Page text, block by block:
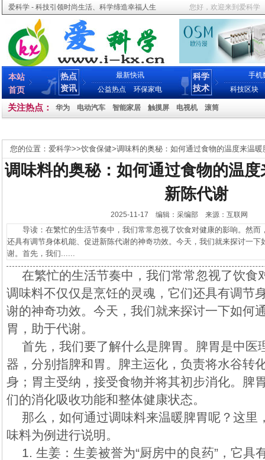
爱科学 - 科技引领时尚生活、科学缔造幸福人生 您好，欢迎来到爱科学
本站
首页
热点
资讯
最新快讯
公益热点
环保家电
科学
技术
手机
科技区块
关注热点： 华为 电动汽车 智能家居 触摸屏 电视机 滚筒
您的位置： 爱科学>>饮食保健>调味料的奥秘：如何通过食物的温度来温
调味料的奥秘：如何通过食物的温
新陈代谢
2025-11-17 编辑：采编部 来源：互联网
导读：在繁忙的生活节奏中，我们常常忽视了饮食对健康的影响。然而
还具有调节身体机能、促进新陈代谢的神奇功效。今天，我们就来探讨一
谢。首先，我们......
在繁忙的生活节奏中，我们常常忽视了饮食
调味料不仅仅是烹饪的灵魂，它们还具有调节
谢的神奇功效。今天，我们就来探讨一下如何
胃，助于代谢。
首先，我们要了解什么是脾胃。脾胃是中医
器，分别指脾和胃。脾主运化，负责将水谷转
身；胃主受纳，接受食物并将其初步消化。脾
们的消化吸收功能和整体健康状态。
那么，如何通过调味料来温暖脾胃呢？这里
味料为例进行说明。
1. 生姜：生姜被誉为“厨房中的良药”，它具